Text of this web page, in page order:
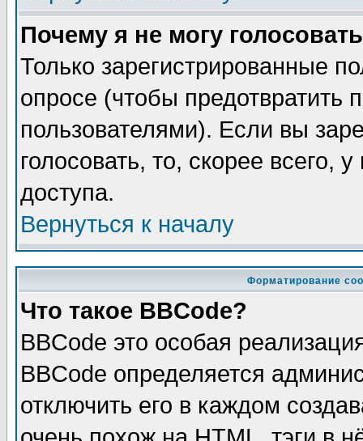
Почему я не могу
Только зарегистрированные
опросе (чтобы предотвратить
пользователями). Если вы
голосовать, то, скорее всего,
доступа.
Вернуться к началу
Форматирование
Что такое BBCode?
BBCode это особая
BBCode определяется
отключить его в каждом